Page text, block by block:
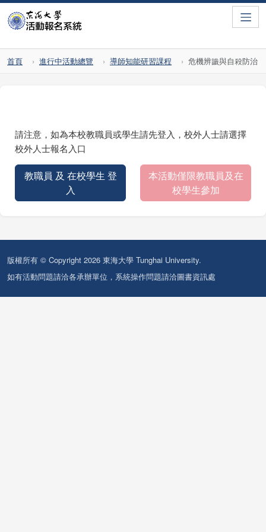
首頁 進行中活動總覽 導師知能研習課程 危機辨識與自殺防治
請注意，如為本校教職員或學生請先登入，校外人士請選擇
校外人士報名入口
教職員 及 在校學生 登
入
本活動僅限教職員及在
校學生參加
版權所有 © Copyright 2026 東海大學 Tunghai University.
如有活動問題請洽各承辦單位，系統操作問題請洽圖書資訊處